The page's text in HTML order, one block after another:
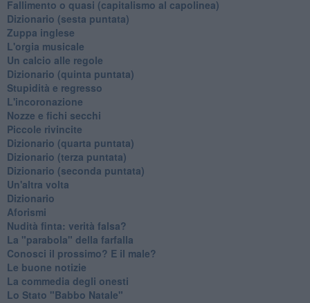
Fallimento o quasi (capitalismo al capolinea)
Dizionario (sesta puntata)
Zuppa inglese
L'orgia musicale
Un calcio alle regole
Dizionario (quinta puntata)
Stupidità e regresso
L'incoronazione
Nozze e fichi secchi
Piccole rivincite
​Dizionario (quarta puntata)
​Dizionario (terza puntata)
​Dizionario (seconda puntata)
Un'altra volta
Dizionario
Aforismi
Nudità finta: verità falsa?
La "parabola" della farfalla
Conosci il prossimo? E il male?
Le buone notizie
La commedia degli onesti
Lo Stato "Babbo Natale"